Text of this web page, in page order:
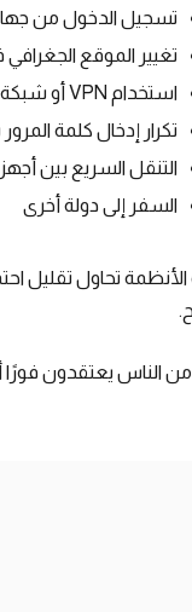
تسجيل الدخول من
تغيير الموقع الجغرافي
استخدام VPN أو شبكة عامة
تكرار إدخال كلمة
التنقل السريع بين
السفر إلى دولة أخرى
تحاول تقليل
من الناس يعتقدون فورًا